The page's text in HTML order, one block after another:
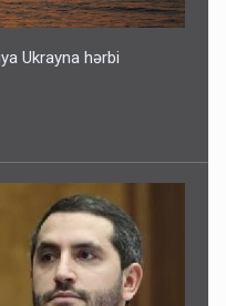
Ukrayna hərbi